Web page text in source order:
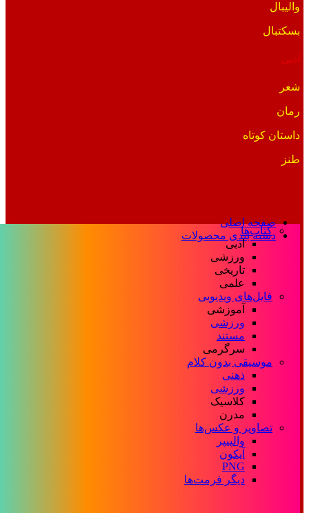
والیبال
بسکتبال
ادبی
شعر
رمان
داستان کوتاه
طنز
صفحه اصلی
دسته بندی محصولات
کتاب‌ها
ادبی
ورزشی
تاریخی
علمی
فایل‌های ویدیویی
آموزشی
ورزشی
مستند
سرگرمی
موسیقی بدون کلام
ذهنی
ورزشی
کلاسیک
مدرن
تصاویر و عکس‌ها
والپیپر
آیکون
PNG
دیگر فرمت‌ها